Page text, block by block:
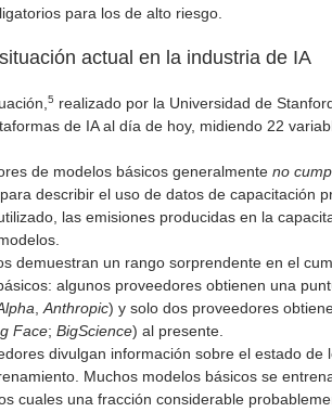
para los de alto riesgo.
actual en la industria de IA
5 realizado por la Universidad de
de IA al día de hoy, midiendo 22
de modelos básicos generalmente no
para describir el uso de datos de capacitación
las emisiones producidas en la
demuestran un rango sorprendente en el
algunos proveedores obtienen una
Anthropic) y solo dos proveedores
Face; BigScience) al presente.
divulgan información sobre el estado de
Muchos modelos básicos se
cuales una fracción considerable